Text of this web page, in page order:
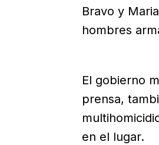
Bravo y
hombres
El gobierno
prensa,
en el lugar.